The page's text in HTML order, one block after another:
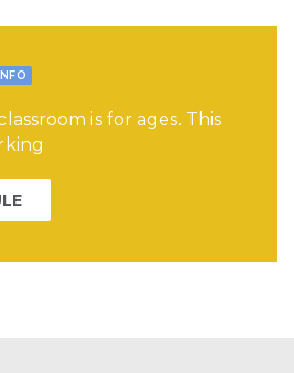
INFO
is for ages. This